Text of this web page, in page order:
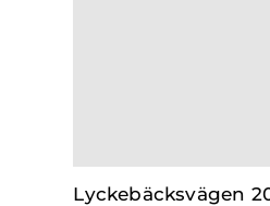
Lyckebäcksvägen